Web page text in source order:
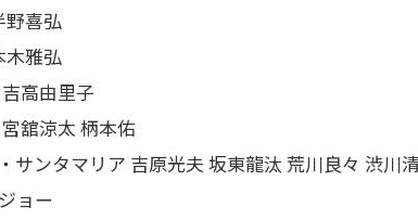
野喜弘
木雅弘
高由里子
舘涼太 柄本佑
サンタマリア 吉原光夫 坂東龍汰 荒川良々 渋川
ョー